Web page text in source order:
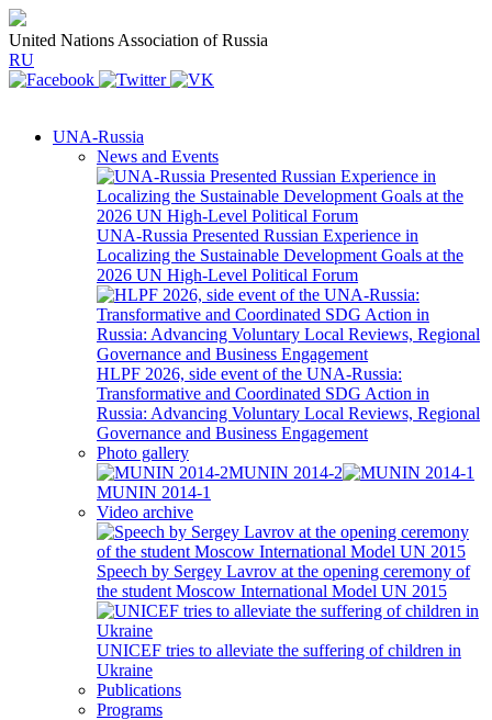
United Nations Association of Russia
RU
UNA-Russia
News and Events
UNA-Russia Presented Russian Experience in
Localizing the Sustainable Development Goals at the
2026 UN High-Level Political Forum
HLPF 2026, side event of the UNA-Russia:
Transformative and Coordinated SDG Action in
Russia: Advancing Voluntary Local Reviews, Regional
Governance and Business Engagement
Photo gallery
MUNIN 2014-2
MUNIN 2014-1
Video archive
Speech by Sergey Lavrov at the opening ceremony of
the student Moscow International Model UN 2015
UNICEF tries to alleviate the suffering of children in
Ukraine
Publications
Programs